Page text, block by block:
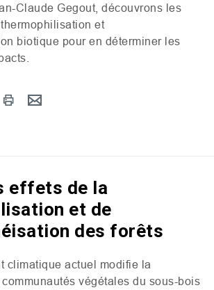
Claude Gegout, découvrons les
et
biotique pour en déterminer les
effets de la
et de
des forêts
climatique actuel modifie la
végétales du sous-bois